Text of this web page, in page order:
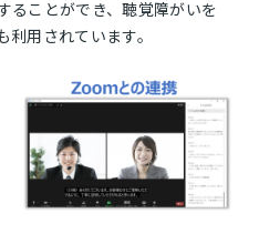
ることができ、聴覚障がいを
用されています。